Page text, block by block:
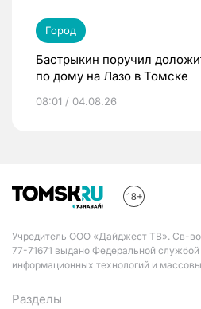
Город
Бастрыкин поручил
по дому на Лазо в Томске
08:01 / 04.08.26
Учредитель ООО «Дайджест ТВ». Св-
77-71671 выдано Федеральной службой
информационных технологий и
Разделы